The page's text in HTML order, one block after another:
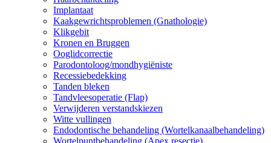
Implantaat
Kaakgewrichtsproblemen (Gnathologie)
Klikgebit
Kronen en Bruggen
Ooglidcorrectie
Parodontoloog/mondhygiëniste
Recessiebedekking
Tanden bleken
Tandvleesoperatie (Flap)
Verwijderen verstandskiezen
Witte vullingen
Endodontische behandeling (Wortelkanaalbehandeling)
Wortelpuntbehandeling (Apex resectie)